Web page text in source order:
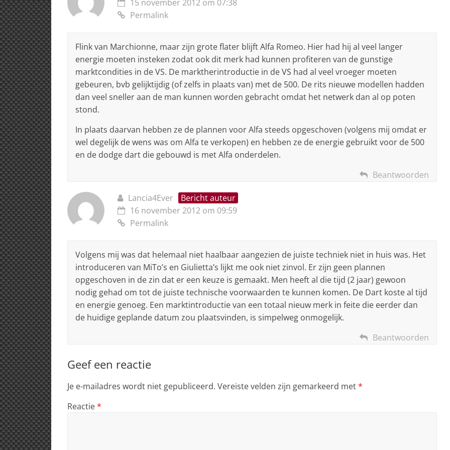
15 november 2012 om 07:38
Permalink
Flink van Marchionne, maar zijn grote flater blijft Alfa Romeo. Hier had hij al veel langer
energie moeten insteken zodat ook dit merk had kunnen profiteren van de gunstige
marktcondities in de VS. De marktherintroductie in de VS had al veel vroeger moeten
gebeuren, bvb gelijktijdig (of zelfs in plaats van) met de 500. De rits nieuwe modellen hadden
dan veel sneller aan de man kunnen worden gebracht omdat het netwerk dan al op poten
stond.
In plaats daarvan hebben ze de plannen voor Alfa steeds opgeschoven (volgens mij omdat er
wel degelijk de wens was om Alfa te verkopen) en hebben ze de energie gebruikt voor de 500
en de dodge dart die gebouwd is met Alfa onderdelen.
Beantwoorden
Lancia4Ever
Bericht auteur
16 november 2012 om 09:59
Permalink
Volgens mij was dat helemaal niet haalbaar aangezien de juiste techniek niet in huis was. Het
introduceren van MiTo’s en Giulietta’s lijkt me ook niet zinvol. Er zijn geen plannen
opgeschoven in de zin dat er een keuze is gemaakt. Men heeft al die tijd (2 jaar) gewoon
nodig gehad om tot de juiste technische voorwaarden te kunnen komen. De Dart koste al tijd
en energie genoeg. Een marktintroductie van een totaal nieuw merk in feite die eerder dan
de huidige geplande datum zou plaatsvinden, is simpelweg onmogelijk.
Beantwoorden
Geef een reactie
Je e-mailadres wordt niet gepubliceerd. Vereiste velden zijn gemarkeerd met*
Reactie*